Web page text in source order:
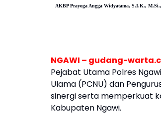
AKBP Prayoga Angga Widyatama, S.I.K., M.Si.,
NGAWI – gudang-
Pejabat Utama Polres
Ulama (PCNU) dan
sinergi serta memperkuat
Kabupaten Ngawi.